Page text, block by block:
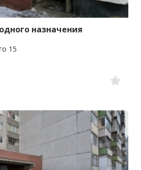
назначения
15